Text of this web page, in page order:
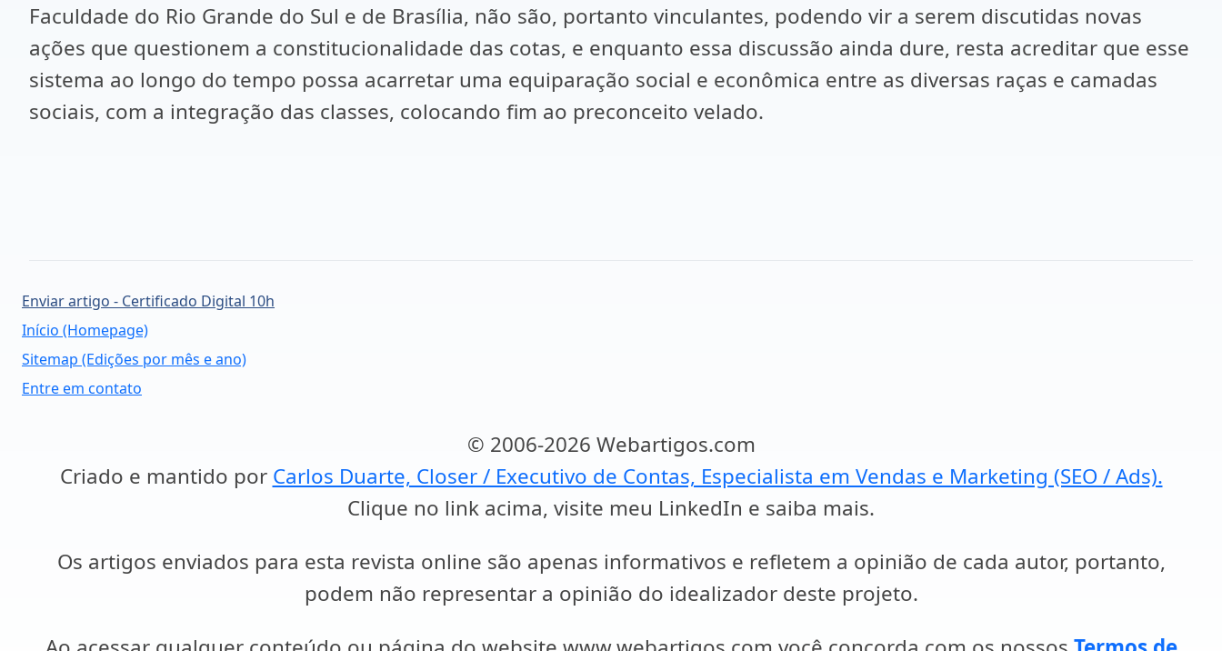
Faculdade do Rio Grande do Sul e de Brasília, não são, portanto vinculantes, podendo vir a serem discutidas novas
ações que questionem a constitucionalidade das cotas, e enquanto essa discussão ainda dure, resta acreditar que esse
sistema ao longo do tempo possa acarretar uma equiparação social e econômica entre as diversas raças e camadas
sociais, com a integração das classes, colocando fim ao preconceito velado.
Enviar artigo - Certificado Digital 10h
Início (Homepage)
Sitemap (Edições por mês e ano)
Entre em contato
© 2006-2026 Webartigos.com
Criado e mantido por Carlos Duarte, Closer / Executivo de Contas, Especialista em Vendas e Marketing (SEO / Ads).
Clique no link acima, visite meu LinkedIn e saiba mais.
Os artigos enviados para esta revista online são apenas informativos e refletem a opinião de cada autor, portanto,
podem não representar a opinião do idealizador deste projeto.